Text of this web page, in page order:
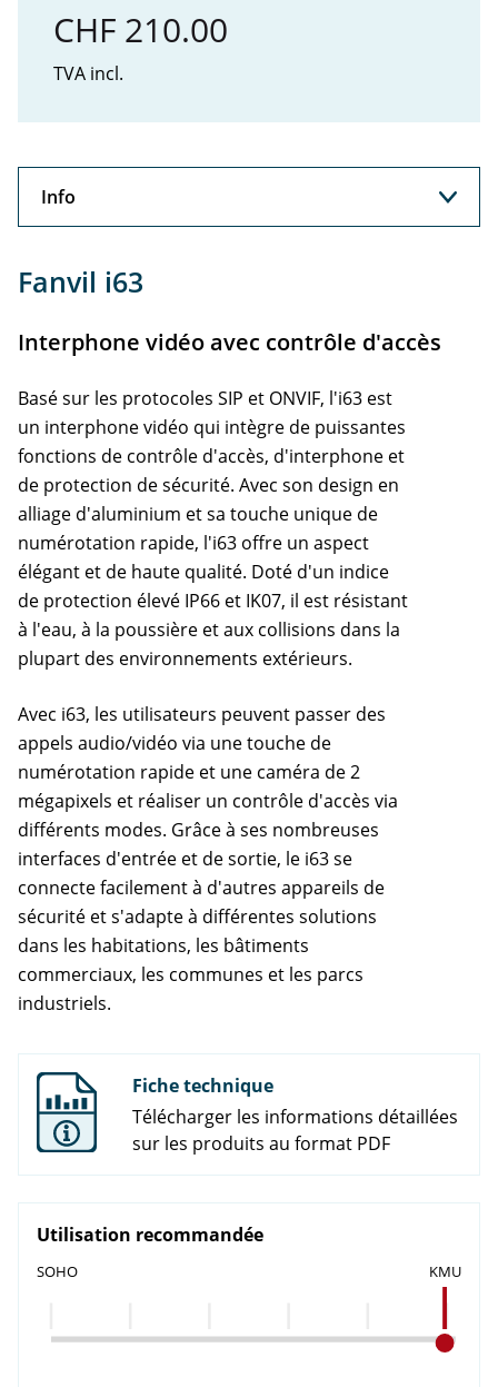
CHF 210.00
TVA incl.
Info
Accessoires
Fanvil i63
Interphone vidéo avec contrôle d'accès
Basé sur les protocoles SIP et ONVIF, l'i63 est
un interphone vidéo qui intègre de puissantes
fonctions de contrôle d'accès, d'interphone et
de protection de sécurité. Avec son design en
alliage d'aluminium et sa touche unique de
numérotation rapide, l'i63 offre un aspect
élégant et de haute qualité. Doté d'un indice
de protection élevé IP66 et IK07, il est résistant
à l'eau, à la poussière et aux collisions dans la
plupart des environnements extérieurs.
Avec i63, les utilisateurs peuvent passer des
appels audio/vidéo via une touche de
numérotation rapide et une caméra de 2
mégapixels et réaliser un contrôle d'accès via
différents modes. Grâce à ses nombreuses
interfaces d'entrée et de sortie, le i63 se
connecte facilement à d'autres appareils de
sécurité et s'adapte à différentes solutions
dans les habitations, les bâtiments
commerciaux, les communes et les parcs
industriels.
Fiche technique
Télécharger les informations détaillées
sur les produits au format PDF
Utilisation recommandée
SOHO KMU